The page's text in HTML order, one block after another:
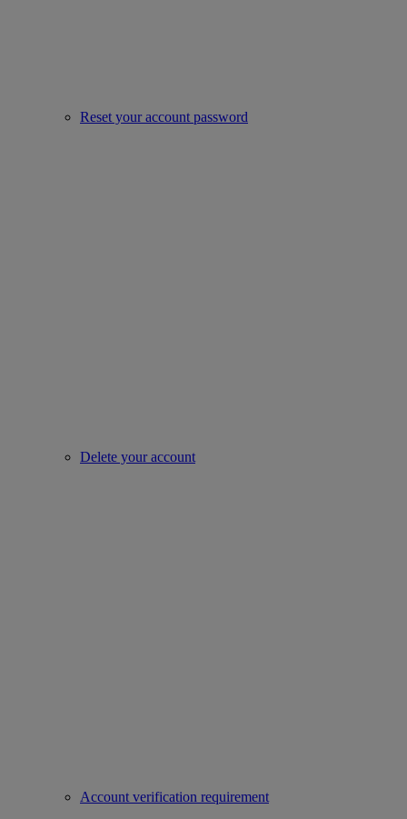
Reset your account password
Delete your account
Account verification requirement